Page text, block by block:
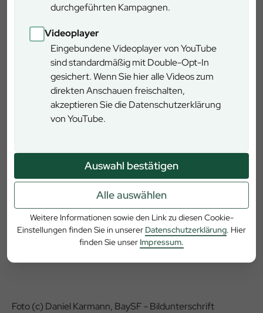
durchgeführten Kampagnen.
Videoplayer
Eingebundene Videoplayer von YouTube
sind standardmäßig mit Double-Opt-In
gesichert. Wenn Sie hier alle Videos zum
direkten Anschauen freischalten,
akzeptieren Sie die Datenschutzerklärung
von YouTube.
Auswahl bestätigen
Alle auswählen
Weitere Informationen sowie den Link zu diesen Cookie-
Einstellungen finden Sie in unserer Datenschutzerklärung. Hier
finden Sie unser Impressum.
Das abwechslungsreiche Programm mit Mitmachaktionen
des FÖJ-Teams, Umweltbildungsangeboten des
Steigerwald-Zentrums sowie Beiträge des Projekts
Cisterscapes luden zum Entdecken und Ausprobieren ein.
Für musikalische Stimmung sorgten die
Steigerwaldmusikanten Ebrach/Großgressingen, während
regionale Anbieter die Gäste mit kulinarischen
Spezialitäten versorgten und für eine besondere
Atmosphäre sorgten.
Seit seiner Eröffnung im Jahr 2016 hat sich der
Baumwipfelpfad Steigerwald erfolgreich zu einem der
beliebtesten Naturerlebnisorte Bayerns etabliert, der auch
künftig mit neuen Ideen und Bildungsangeboten
weiterentwickelt werden wird. Mit dem gelungenen
Jubiläumstag setzt der Baumwipfelpfad ein starkes
Zeichen für seine Rolle als moderner Lern- und Erlebnisort
und blickt zuversichtlich auf die kommenden Jahre.
Foto (c) Daniel Karmann, BaySF - Bildunterschrift